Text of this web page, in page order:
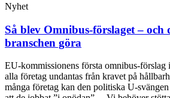
Nyhet
Så blev Omnibus-förslaget – och
branschen göra
EU-kommissionens första omnibus-förslag
alla företag undantas från kravet på
många företag kan den politiska U-